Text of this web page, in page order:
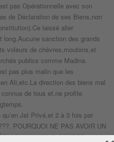
pas Opérationnelle avec son
de Déclaration de ses Biens,non
laissé aller
long.Aucune sanction des grands
voleurs de chèvres,moutons,et
publics comme Madina.
pas plus malin que les
Ali,etc.La direction des biens mal
de tous et,ne profite
Jet Privé,et 2 à 3 fois par
POURQUOI NE PAS AVOIR UN
QUI VA NOUS COÛTER